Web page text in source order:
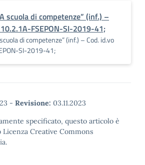
scuola di competenze” (inf.) –
FSEPON-SI-2019-41;
di competenze” (inf.) – Cod. id.vo
SI-2019-41;
- Revisione: 03.11.2023
specificato, questo articolo è
Creative Commons